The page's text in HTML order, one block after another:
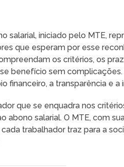
salarial, iniciado pelo MTE,
que esperam por esse
os critérios, os
benefício sem
financeiro, a transparência e a
que se enquadra nos
abono salarial. O MTE, com
trabalhador traz para a